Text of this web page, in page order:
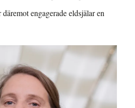
engagerade eldsjälar en